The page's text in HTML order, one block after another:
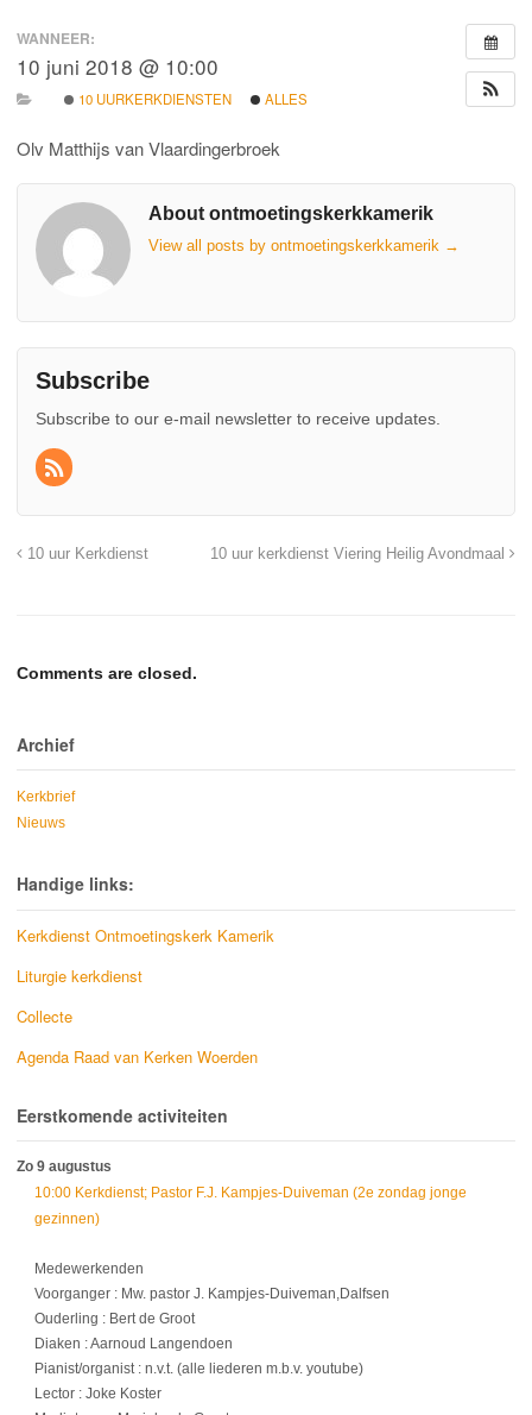
WANNEER:
10 juni 2018 @ 10:00
10 UURKERKDIENSTEN ALLES
Olv Matthijs van Vlaardingerbroek
About ontmoetingskerkkamerik
View all posts by ontmoetingskerkkamerik →
Subscribe
Subscribe to our e-mail newsletter to receive updates.
10 uur Kerkdienst 10 uur kerkdienst Viering Heilig Avondmaal
Comments are closed.
Archief
Kerkbrief
Nieuws
Handige links:
Kerkdienst Ontmoetingskerk Kamerik
Liturgie kerkdienst
Collecte
Agenda Raad van Kerken Woerden
Eerstkomende activiteiten
Zo 9 augustus
10:00 Kerkdienst; Pastor F.J. Kampjes-Duiveman (2e zondag jonge
gezinnen)
Medewerkenden
Voorganger : Mw. pastor J. Kampjes-Duiveman,Dalfsen
Ouderling : Bert de Groot
Diaken : Aarnoud Langendoen
Pianist/organist : n.v.t. (alle liederen m.b.v. youtube)
Lector : Joke Koster